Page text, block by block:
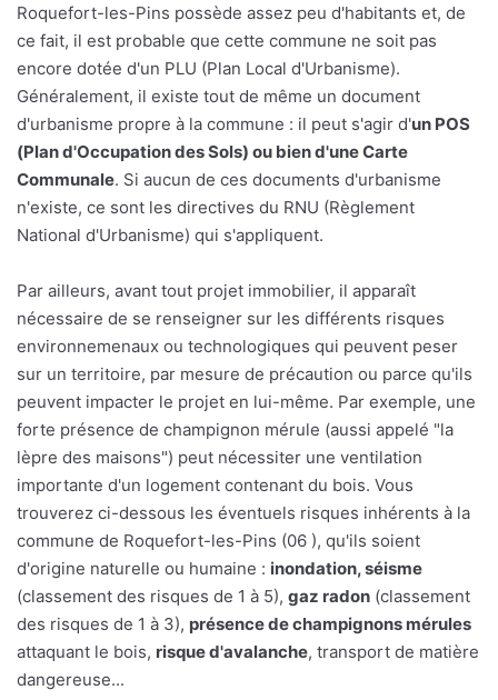
Roquefort-les-Pins possède assez peu d'habitants et, de
ce fait, il est probable que cette commune ne soit pas
encore dotée d'un PLU (Plan Local d'Urbanisme).
Généralement, il existe tout de même un document
d'urbanisme propre à la commune : il peut s'agir d'un POS
(Plan d'Occupation des Sols) ou bien d'une Carte
Communale. Si aucun de ces documents d'urbanisme
n'existe, ce sont les directives du RNU (Règlement
National d'Urbanisme) qui s'appliquent.
Par ailleurs, avant tout projet immobilier, il apparaît
nécessaire de se renseigner sur les différents risques
environnemenaux ou technologiques qui peuvent peser
sur un territoire, par mesure de précaution ou parce qu'ils
peuvent impacter le projet en lui-même. Par exemple, une
forte présence de champignon mérule (aussi appelé "la
lèpre des maisons") peut nécessiter une ventilation
importante d'un logement contenant du bois. Vous
trouverez ci-dessous les éventuels risques inhérents à la
commune de Roquefort-les-Pins (06 ), qu'ils soient
d'origine naturelle ou humaine : inondation, séisme
(classement des risques de 1 à 5), gaz radon (classement
des risques de 1 à 3), présence de champignons mérules
attaquant le bois, risque d'avalanche, transport de matière
dangereuse...